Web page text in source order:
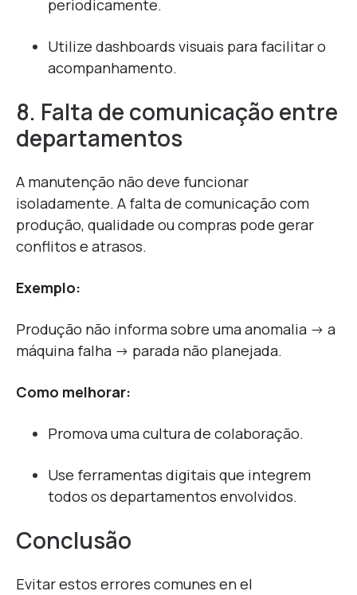
periodicamente.
Utilize dashboards visuais para facilitar o
acompanhamento.
8. Falta de comunicação entre
departamentos
A manutenção não deve funcionar
isoladamente. A falta de comunicação com
produção, qualidade ou compras pode gerar
conflitos e atrasos.
Exemplo:
Produção não informa sobre uma anomalia → a
máquina falha → parada não planejada.
Como melhorar:
Promova uma cultura de colaboração.
Use ferramentas digitais que integrem
todos os departamentos envolvidos.
Conclusão
Evitar estos errores comunes en el